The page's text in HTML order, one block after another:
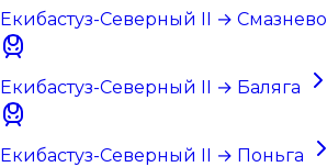
Екибастуз-Северный II → Смазнево
Екибастуз-Северный II → Баляга
Екибастуз-Северный II → Поньга